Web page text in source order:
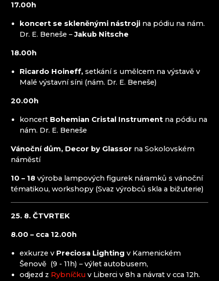
MISAMO
MUZEUM ČESKÉHO RÁJE V TURNOVĚ
PODHLAVICKÝ MLÝN
SKLÁŘSKÉ STUDIO OLIVA - OLIVA GLASS
SOBOTKA - FIGURKY
STEFANY ŠPERKY
SUPŠS ŽELEZNÝ BROD
ULIČKA ŘEMESEL TURNOV
UMYO GLASS
17.00h
koncert se skleněnými nástroji na pódiu na nám.
Dr. E. Beneše –Jakub Nitsche
18.00h
Ricardo Hoineff, setkání s umělcem na výstavě v
Malé výstavní síni (nám. Dr. E. Beneše)
20.00h
koncert Bohemian Cristal Instrument na pódiu na
nám. Dr. E. Beneše
Vánoční dům, Decor by Glassor na Sokolovském
náměstí
10 – 18 výroba lampových figurek náramků s vánoční
tématikou, workshopy (Svaz výrobců skla a bižuterie)
25. 8. ČTVRTEK
8.00 – cca 12.00h
exkurze v Preciosa Lighting v Kamenickém
Šenově (9 - 11h) – výlet autobusem,
odjezd z Rybníčku v Liberci v 8h a návrat v cca 12h.